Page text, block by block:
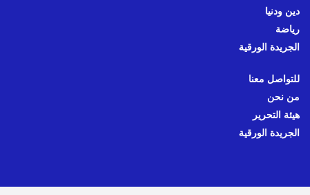
دين ودنيا
رياضة
الجريدة الورقية
للتواصل معنا
من نحن
هيئة التحرير
الجريدة الورقية